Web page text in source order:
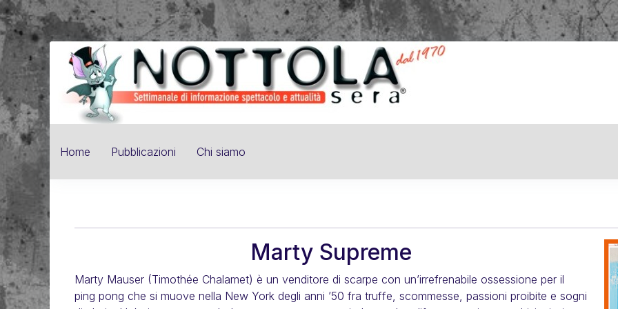
Home Pubblicazioni Chi siamo
Marty Supreme
Marty Mauser (Timothée Chalamet) è un venditore di scarpe con un’irrefrenabile ossessione per il
ping pong che si muove nella New York degli anni ’50 fra truffe, scommesse, passioni proibite e sogni